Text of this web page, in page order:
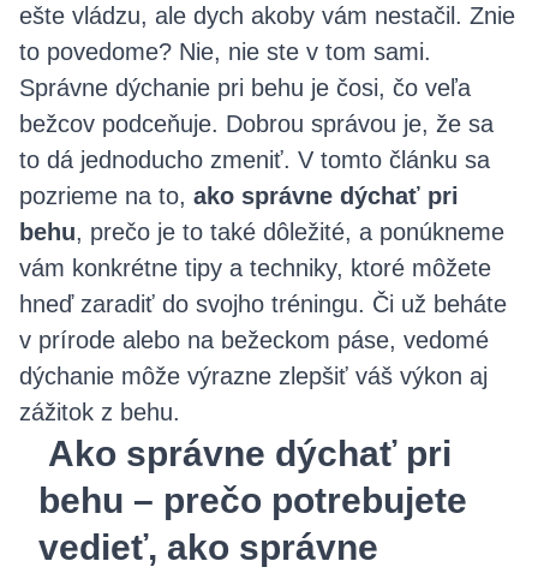
ešte vládzu, ale dych akoby vám nestačil. Znie
to povedome? Nie, nie ste v tom sami.
Správne dýchanie pri behu je čosi, čo veľa
bežcov podceňuje. Dobrou správou je, že sa
to dá jednoducho zmeniť. V tomto článku sa
pozrieme na to, ako správne dýchať pri
behu, prečo je to také dôležité, a ponúkneme
vám konkrétne tipy a techniky, ktoré môžete
hneď zaradiť do svojho tréningu. Či už beháte
v prírode alebo na bežeckom páse, vedomé
dýchanie môže výrazne zlepšiť váš výkon aj
zážitok z behu.
Ako správne dýchať pri
behu – prečo potrebujete
vedieť, ako správne